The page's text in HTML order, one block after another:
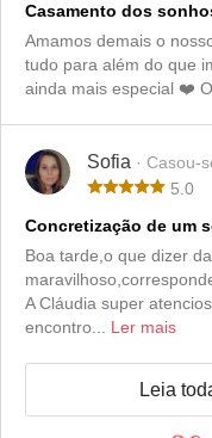
Casamento dos
Amamos demais o
tudo para além do que
ainda mais especial ❤️
Sofia · Casou-
5.0
Concretização de um
Boa tarde,o que dizer
A Cláudia super
encontro... Ler mais
Leia